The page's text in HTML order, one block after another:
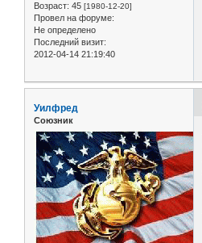
Возраст: 45 [1980-12-20]
Провел на форуме:
Не определено
Последний визит:
2012-04-14 21:19:40
Уилфред
Союзник